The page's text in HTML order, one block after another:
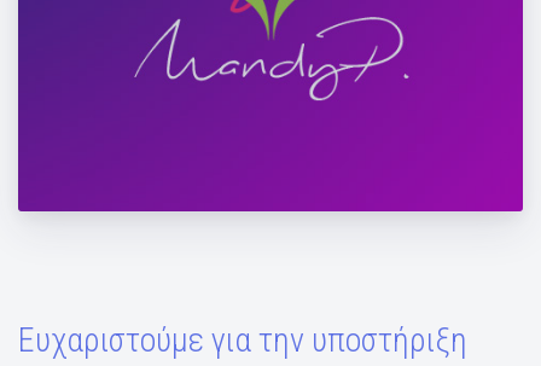
Ευχαριστούμε για την υποστήριξη